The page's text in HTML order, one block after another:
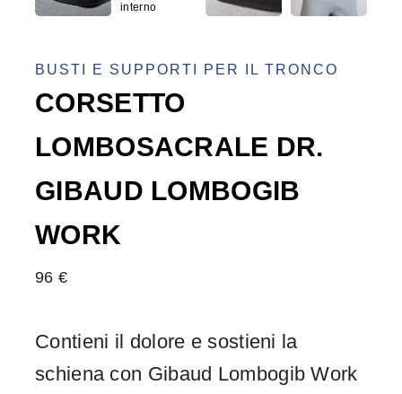
BUSTI E SUPPORTI PER IL TRONCO
CORSETTO
LOMBOSACRALE DR.
GIBAUD LOMBOGIB
WORK
96 €
Contieni il dolore e sostieni la
schiena con Gibaud Lombogib Work